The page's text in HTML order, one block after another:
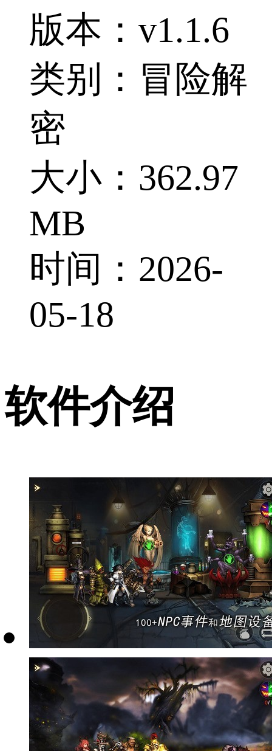
版本：v1.1.6
类别：冒险解
密
大小：362.97
MB
时间：2026-
05-18
软件介绍